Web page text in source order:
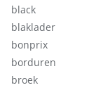
black
blaklader
bonprix
borduren
broek